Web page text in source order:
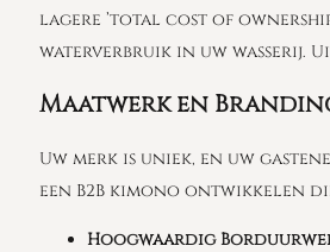
lagere ’total cost of
waterverbruik in uw wasserij.
Maatwerk en
Uw merk is uniek, en uw
een B2B kimono ontwikkelen
Hoogwaardig